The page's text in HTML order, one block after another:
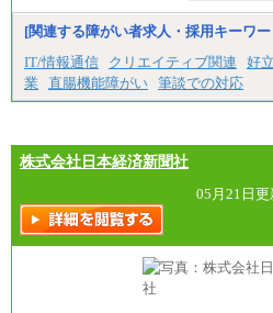
【居住地域：関西エ
5,000円含む
大学院卒：266,100円
大学卒：240,000円
高専卒：234,800円
短大・専門3年制卒：
中途：
【全職種共通】
〔正社員〕
月給212,900円～
※実務経験に応じてご
記金額を超える可能性
※職種8）を除き、正
なります
※交通費：月5万円ま
[関連する障がい者求人・採用キーワ
IT/情報通信
クリエイティブ関連
好
業
直腸機能障がい 筆談での対応
株式会社日本経済新聞社
05月21日